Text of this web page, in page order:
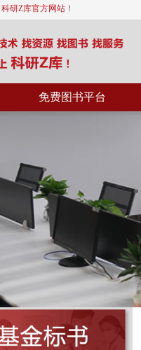
科研Z库官方网站 ！
免费图书平台